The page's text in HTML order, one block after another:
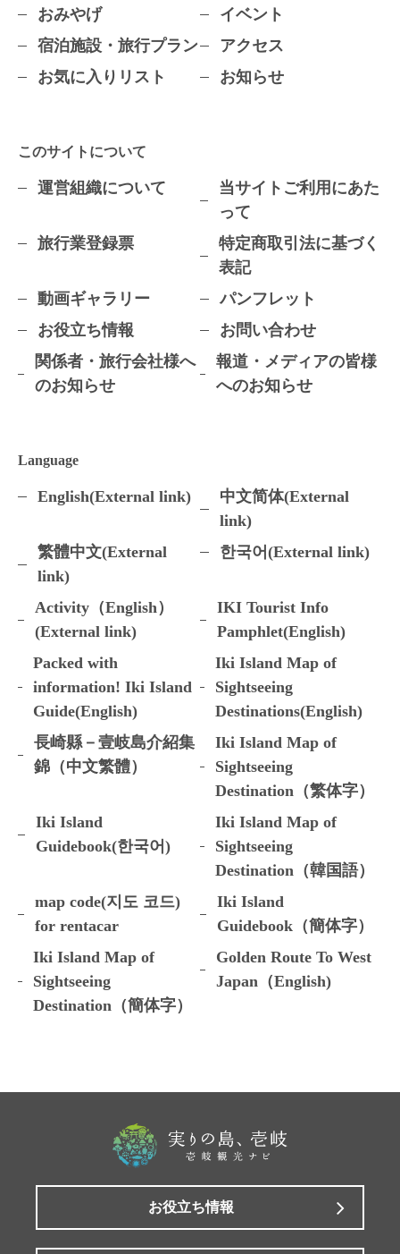
おみやげ
イベント
宿泊施設・旅行プラン
アクセス
お気に入りリスト
お知らせ
このサイトについて
運営組織について
当サイトご利用にあた
って
旅行業登録票
特定商取引法に基づく
表記
動画ギャラリー
パンフレット
お役立ち情報
お問い合わせ
関係者・旅行会社様へ
のお知らせ
報道・メディアの皆様
へのお知らせ
Language
English(External link)
中文简体(External
link)
繁體中文(External
link)
한국어(External link)
Activity（English）
(External link)
IKI Tourist Info
Pamphlet(English)
Packed with
information! Iki Island
Guide(English)
Iki Island Map of
Sightseeing
Destinations(English)
長崎縣－壹岐島介紹集
錦（中文繁體）
Iki Island Map of
Sightseeing
Destination（繁体字）
Iki Island
Guidebook(한국어)
Iki Island Map of
Sightseeing
Destination（韓国語）
map code(지도 코드)
for rentacar
Iki Island
Guidebook（簡体字）
Iki Island Map of
Sightseeing
Destination（簡体字）
Golden Route To West
Japan（English)
お役立ち情報